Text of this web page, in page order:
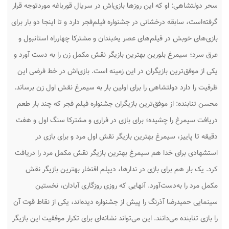
سحر دولتشاهی: او که این روزها بازی‌اش در سریال قورباغه موردتوجه قرار
گرفته‌است، سابقه درخشانی در جشنواره فیلم‌فجر دارد و تا اینجا دو بار برای
بازی‌های خوبش در فیلم‌های عصر یخبندان و مشترکا چهارراه استانبول و
عرق سرد؛ سیمرغ بلورین بهترین بازیگر نقش مکمل زن را به دست آورد و
یکی از موفق‌ترین بازیگران در این زمینه است. بازی‌اش در خط فرضی این
ظرفیت را دارد دولتشاهی را برای اولین بار به سیمرغ نقش اول زن برساند.
محسن تنابنده: از موفق‌ترین بازیگران جشنواره فیلم فجر که چند بار طعم
دریافت سیمرغ را چشیده؛ برای بازی در فراری و مشترکا سنگ اول و هفت
دقیقه تا پاییز، سیمرغ بهترین بازیگر نقش اول مرد و برای بازی در
استشهادی برای خدا هم سیمرغ بهترین بازیگر نقش مکمل مرد را دریافت
کرد. یک بار هم برای بازی در ندارها، دیپلم افتخار بهترین بازیگر نقش
مکمل مرد را به‌دست‌آورد. آنهایی که روزی روزگاری آبادان، نخستین
سینمایی حمیدرضا آذرنگ را پیش از جشنواره دیده‌اند، یکی از نقاط قوت آن
را بازی تنابنده می‌دانند. این می‌تواند نشانه‌ای برای تکرار موفقیت این بازیگر